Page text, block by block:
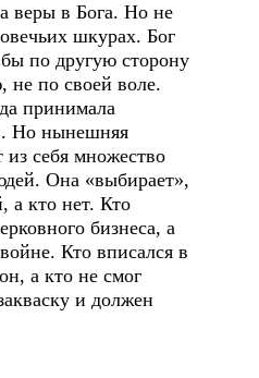
веры в Бога. Но не
шкурах. Бог
по другую сторону
не по своей воле.
принимала
Но нынешняя
из себя множество
Она «выбирает»,
а кто нет. Кто
бизнеса, а
Кто вписался в
а кто не смог
и должен